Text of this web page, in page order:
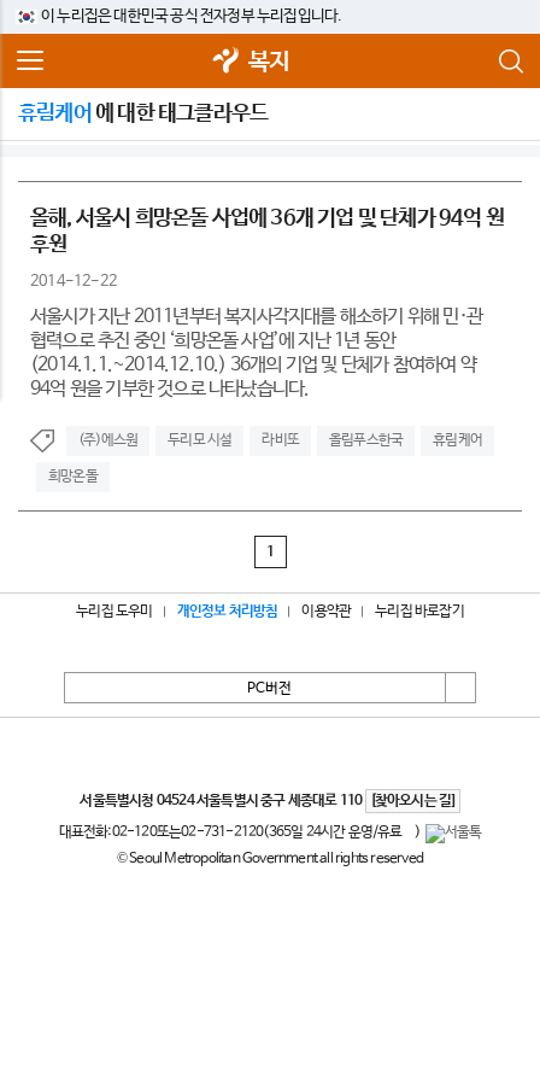
이 누리집은 대한민국 공식 전자정부 누리집입니다.
복지
휴림케어 에 대한 태그클라우드
올해, 서울시 희망온돌 사업에 36개 기업 및 단체가 94억 원
후원
2014-12-22
서울시가 지난 2011년부터 복지사각지대를 해소하기 위해 민·관
협력으로 추진 중인 ‘희망온돌 사업’에 지난 1년 동안
(2014.1.1.~2014.12.10.) 36개의 기업 및 단체가 참여하여 약
94억 원을 기부한 것으로 나타났습니다.
(주)에스원 두리모 시설 라비또 올림푸스한국 휴림케어
희망온돌
1
누리집 도우미 개인정보 처리방침 이용약관 누리집 바로잡기
PC버전
서울특별시청 04524 서울특별시 중구 세종대로 110
[찾아오시는 길]
대표전화:02-120또는02-731-2120(365일 24시간 운영/유료
)
© Seoul Metropolitan Government all rights reserved